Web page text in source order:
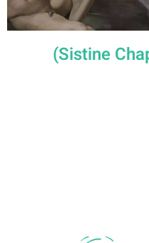
הקפלה הסיסטינית (Sistine Chapel)